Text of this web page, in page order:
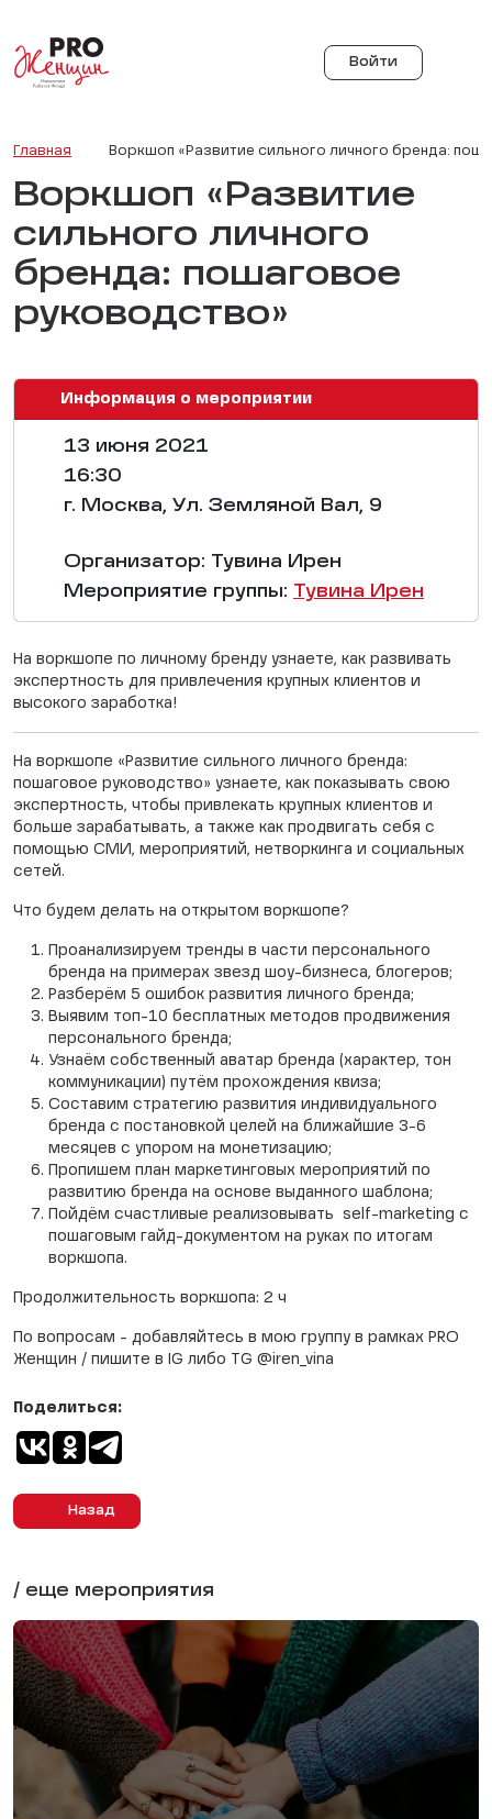
Войти
Главная Воркшоп «Развитие сильного личного бренда:
Воркшоп «Развитие
сильного личного
бренда: пошаговое
руководство»
Информация о мероприятии
13 июня 2021
16:30
г. Москва, Ул. Земляной Вал, 9
Организатор: Тувина Ирен
Мероприятие группы:
Тувина Ирен
На воркшопе по личному бренду узнаете, как развивать
экспертность для привлечения крупных клиентов и
высокого заработка!
На воркшопе «Развитие сильного личного бренда:
пошаговое руководство» узнаете, как показывать свою
экспертность, чтобы привлекать крупных клиентов и
больше зарабатывать, а также как продвигать себя с
помощью СМИ, мероприятий, нетворкинга и социальных
сетей.
Что будем делать на открытом воркшопе?
Проанализируем тренды в части персонального
бренда на примерах звезд шоу-бизнеса, блогеров;
Разберём 5 ошибок развития личного бренда;
Выявим топ-10 бесплатных методов продвижения
персонального бренда;
Узнаём собственный аватар бренда (характер, тон
коммуникации) путём прохождения квиза;
Составим стратегию развития индивидуального
бренда с постановкой целей на ближайшие 3-6
месяцев с упором на монетизацию;
Пропишем план маркетинговых мероприятий по
развитию бренда на основе выданного шаблона;
Пойдём счастливые реализовывать self-marketing с
пошаговым гайд-документом на руках по итогам
воркшопа.
Продолжительность воркшопа: 2 ч
По вопросам - добавляйтесь в мою группу в рамках PRO
Женщин / пишите в IG либо TG @iren_vina
Назад
Поделиться:
/ еще мероприятия